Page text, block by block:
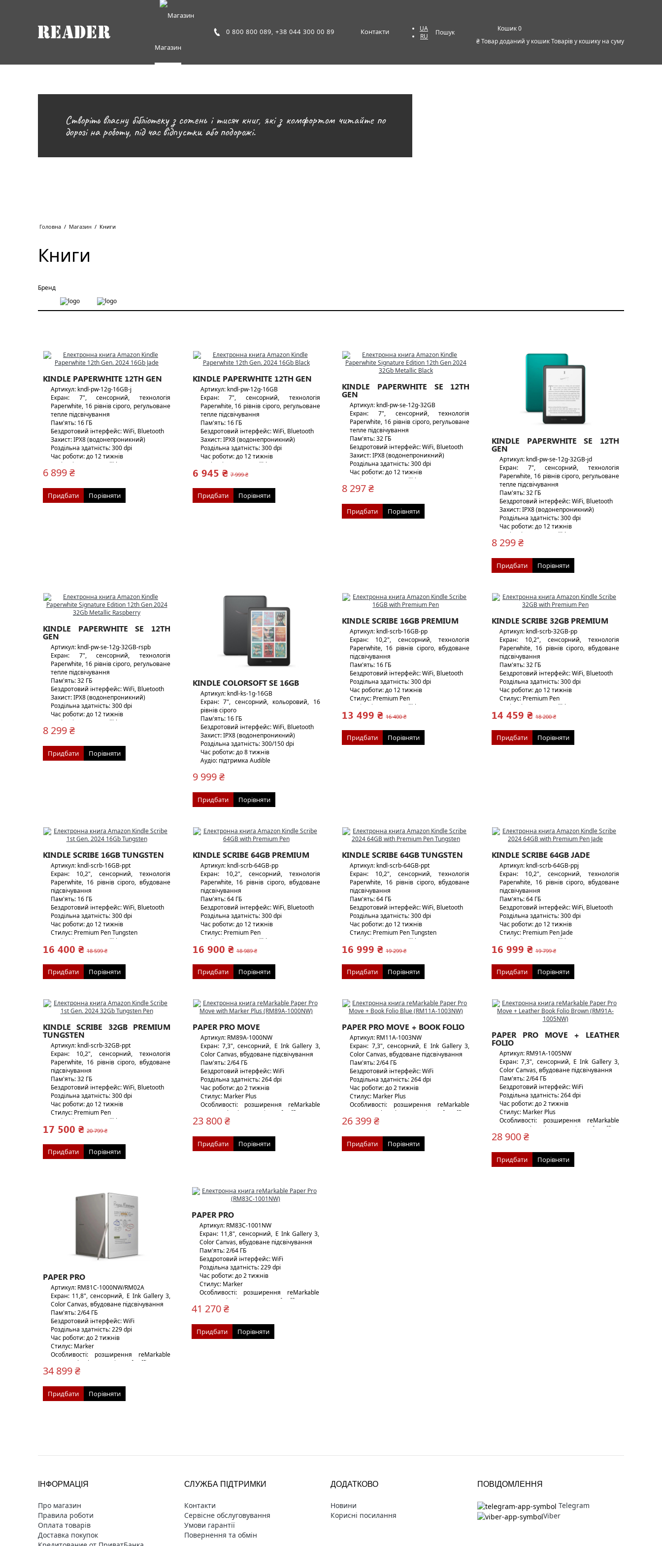
Магазин
0 800 800 089, +38 044 300 00 89 Контакти
UA
RU
Пошук
0
₴Товар доданий у кошикТоварів у кошику на суму
Створіть власну бібліотеку з сотень і тисяч книг, які з комфортом читайте по
дорозі на роботу, під час відпустки або подорожі.
Головна / Магазин / Книги
Книги
Бренд
KINDLE PAPERWHITE 12TH GEN
Артикул: kndl-pw-12g-16GB-j
Екран: 7", сенсорний, технологія
Paperwhite, 16 рівнів сірого, регульоване
тепле підсвічування
Пам'ять: 16 ГБ
Бездротовий інтерфейс: WiFi, Bluetooth
Захист: IPX8 (водонепроникний)
Роздільна здатність: 300 dpi
Час роботи: до 12 тижнів
Аудіо: підтримка Audible
Вага: 211 г
6 899 ₴
Придбати Порівняти
KINDLE PAPERWHITE 12TH GEN
Артикул: kndl-pw-12g-16GB
Екран: 7", сенсорний, технологія
Paperwhite, 16 рівнів сірого, регульоване
тепле підсвічування
Пам'ять: 16 ГБ
Бездротовий інтерфейс: WiFi, Bluetooth
Захист: IPX8 (водонепроникний)
Роздільна здатність: 300 dpi
Час роботи: до 12 тижнів
Аудіо: підтримка Audible
Вага: 211 г
6 945 ₴ 7 999 ₴
Придбати Порівняти
KINDLE PAPERWHITE SE 12TH
GEN
Артикул: kndl-pw-se-12g-32GB
Екран: 7", сенсорний, технологія
Paperwhite, 16 рівнів сірого, регульоване
тепле підсвічування
Пам'ять: 32 ГБ
Бездротовий інтерфейс: WiFi, Bluetooth
Захист: IPX8 (водонепроникний)
Роздільна здатність: 300 dpi
Час роботи: до 12 тижнів
Аудіо: підтримка Audible
Вага: 214 г
зарядка
8 297 ₴
Придбати Порівняти
KINDLE PAPERWHITE SE 12TH
GEN
Артикул: kndl-pw-se-12g-32GB-jd
Екран: 7", сенсорний, технологія
Paperwhite, 16 рівнів сірого, регульоване
тепле підсвічування
Пам'ять: 32 ГБ
Бездротовий інтерфейс: WiFi, Bluetooth
Захист: IPX8 (водонепроникний)
Роздільна здатність: 300 dpi
Час роботи: до 12 тижнів
Аудіо: підтримка Audible
Вага: 214 г
зарядка
8 299 ₴
Придбати Порівняти
KINDLE PAPERWHITE SE 12TH
GEN
Артикул: kndl-pw-se-12g-32GB-rspb
Екран: 7", сенсорний, технологія
Paperwhite, 16 рівнів сірого, регульоване
тепле підсвічування
Пам'ять: 32 ГБ
Бездротовий інтерфейс: WiFi, Bluetooth
Захист: IPX8 (водонепроникний)
Роздільна здатність: 300 dpi
Час роботи: до 12 тижнів
Аудіо: підтримка Audible
Вага: 214 г
зарядка
8 299 ₴
Придбати Порівняти
KINDLE COLORSOFT SE 16GB
Артикул: kndl-ks-1g-16GB
Екран: 7", сенсорний, кольоровий, 16
рівнів сірого
Пам'ять: 16 ГБ
Бездротовий інтерфейс: WiFi, Bluetooth
Захист: IPX8 (водонепроникний)
Роздільна здатність: 300/150 dpi
Час роботи: до 8 тижнів
Аудіо: підтримка Audible
Вага: 219 г
9 999 ₴
Придбати Порівняти
KINDLE SCRIBE 16GB PREMIUM
Артикул: kndl-scrb-16GB-pp
Екран: 10,2", сенсорний, технологія
Paperwhite, 16 рівнів сірого, вбудоване
підсвічування
Пам'ять: 16 ГБ
Бездротовий інтерфейс: WiFi, Bluetooth
Роздільна здатність: 300 dpi
Час роботи: до 12 тижнів
Стилус: Premium Pen
Аудіо: підтримка Audible
Вага: 433 г/14г
13 499 ₴ 16 400 ₴
Придбати Порівняти
KINDLE SCRIBE 32GB PREMIUM
Артикул: kndl-scrb-32GB-pp
Екран: 10,2", сенсорний, технологія
Paperwhite, 16 рівнів сірого, вбудоване
підсвічування
Пам'ять: 32 ГБ
Бездротовий інтерфейс: WiFi, Bluetooth
Роздільна здатність: 300 dpi
Час роботи: до 12 тижнів
Стилус: Premium Pen
Аудіо: підтримка Audible
Вага: 433 г/14г
14 459 ₴ 18 200 ₴
Придбати Порівняти
KINDLE SCRIBE 16GB TUNGSTEN
Артикул: kndl-scrb-16GB-ppt
Екран: 10,2", сенсорний, технологія
Paperwhite, 16 рівнів сірого, вбудоване
підсвічування
Пам'ять: 16 ГБ
Бездротовий інтерфейс: WiFi, Bluetooth
Роздільна здатність: 300 dpi
Час роботи: до 12 тижнів
Стилус: Premium Pen Tungsten
Аудіо: підтримка Audible
Вага: 433 г/17г
16 400 ₴ 18 599 ₴
Придбати Порівняти
KINDLE SCRIBE 64GB PREMIUM
Артикул: kndl-scrb-64GB-pp
Екран: 10,2", сенсорний, технологія
Paperwhite, 16 рівнів сірого, вбудоване
підсвічування
Пам'ять: 64 ГБ
Бездротовий інтерфейс: WiFi, Bluetooth
Роздільна здатність: 300 dpi
Час роботи: до 12 тижнів
Стилус: Premium Pen
Аудіо: підтримка Audible
Вага: 433 г/14г
16 900 ₴ 18 989 ₴
Придбати Порівняти
KINDLE SCRIBE 64GB TUNGSTEN
Артикул: kndl-scrb-64GB-ppt
Екран: 10,2", сенсорний, технологія
Paperwhite, 16 рівнів сірого, вбудоване
підсвічування
Пам'ять: 64 ГБ
Бездротовий інтерфейс: WiFi, Bluetooth
Роздільна здатність: 300 dpi
Час роботи: до 12 тижнів
Стилус: Premium Pen Tungsten
Аудіо: підтримка Audible
Вага: 433 г/ 17 г
16 999 ₴ 19 299 ₴
Придбати Порівняти
KINDLE SCRIBE 64GB JADE
Артикул: kndl-scrb-64GB-ppj
Екран: 10,2", сенсорний, технологія
Paperwhite, 16 рівнів сірого, вбудоване
підсвічування
Пам'ять: 64 ГБ
Бездротовий інтерфейс: WiFi, Bluetooth
Роздільна здатність: 300 dpi
Час роботи: до 12 тижнів
Стилус: Premium Pen Jade
Аудіо: підтримка Audible
Вага: 433 г/ 17 г
16 999 ₴ 19 799 ₴
Придбати Порівняти
KINDLE SCRIBE 32GB PREMIUM
TUNGSTEN
Артикул: kndl-scrb-32GB-ppt
Екран: 10,2", сенсорний, технологія
Paperwhite, 16 рівнів сірого, вбудоване
підсвічування
Пам'ять: 32 ГБ
Бездротовий інтерфейс: WiFi, Bluetooth
Роздільна здатність: 300 dpi
Час роботи: до 12 тижнів
Стилус: Premium Pen
Аудіо: підтримка Audible
Вага: 433 г/14г
17 500 ₴ 20 799 ₴
Придбати Порівняти
PAPER PRO MOVE
Артикул: RM89A-1000NW
Екран: 7,3", сенсорний, E Ink Gallery 3,
Color Canvas, вбудоване підсвічування
Пам'ять: 2/64 ГБ
Бездротовий інтерфейс: WiFi
Роздільна здатність: 264 dpi
Час роботи: до 2 тижнів
Стилус: Marker Plus
Особливості: розширення reMarkable
для Google Chrome, Microsoft Office
Вага: 230 г
23 800 ₴
Придбати Порівняти
PAPER PRO MOVE + BOOK FOLIO
Артикул: RM11A-1003NW
Екран: 7,3", сенсорний, E Ink Gallery 3,
Color Canvas, вбудоване підсвічування
Пам'ять: 2/64 ГБ
Бездротовий інтерфейс: WiFi
Роздільна здатність: 264 dpi
Час роботи: до 2 тижнів
Стилус: Marker Plus
Особливості: розширення reMarkable
для Google Chrome, Microsoft Office,
чохол Book Folio Blue
26 399 ₴
Придбати Порівняти
PAPER PRO MOVE + LEATHER
FOLIO
Артикул: RM91A-1005NW
Екран: 7,3", сенсорний, E Ink Gallery 3,
Color Canvas, вбудоване підсвічування
Пам'ять: 2/64 ГБ
Бездротовий інтерфейс: WiFi
Роздільна здатність: 264 dpi
Час роботи: до 2 тижнів
Стилус: Marker Plus
Особливості: розширення reMarkable
для Google Chrome, Microsoft Office,
чохол Leather Brown Folio
28 900 ₴
Придбати Порівняти
PAPER PRO
Артикул: RM81C-1000NW/RM02A
Екран: 11,8", сенсорний, E Ink Gallery 3,
Color Canvas, вбудоване підсвічування
Пам'ять: 2/64 ГБ
Бездротовий інтерфейс: WiFi
Роздільна здатність: 229 dpi
Час роботи: до 2 тижнів
Стилус: Marker
Особливості: розширення reMarkable
для Google Chrome, Microsoft Office
Вага: 525 г
34 899 ₴
Придбати Порівняти
PAPER PRO
Артикул: RM83C-1001NW
Екран: 11,8", сенсорний, E Ink Gallery 3,
Color Canvas, вбудоване підсвічування
Пам'ять: 2/64 ГБ
Бездротовий інтерфейс: WiFi
Роздільна здатність: 229 dpi
Час роботи: до 2 тижнів
Стилус: Marker
Особливості: розширення reMarkable
для Google Chrome, Microsoft Office
Вага: 525 г
41 270 ₴
Придбати Порівняти
ІНФОРМАЦІЯ
Про магазин
Правила роботи
Оплата товарів
Доставка покупок
СЛУЖБА ПІДТРИМКИ
Контакти
Сервісне обслуговування
Умови гарантії
Повернення та обмін
ДОДАТКОВО
Новини
Корисні посилання
ПОВІДОМЛЕННЯ
Telegram
Viber